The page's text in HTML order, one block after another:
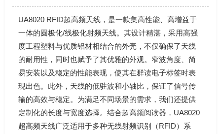
UA8020 RFID超高频天线，是一款集高性能、高增益于
一体的圆极化/线极化射频天线。其设计精湛，采用高强
度工程塑料与优质铝材相结合的外壳，不仅确保了天线
的耐用性，同时也赋予了其优雅的外观。窄波角度、简
易安装以及稳定的性能表现，使其在群读电子标签时表
现出色。此外，天线的低驻波和小轴比，保证了信号传
输的高效与稳定。为满足不同场景的需求，我们还提供
定制化的长度与宽度选择。结合超高频阅读器，UA8020
超高频天线广泛适用于多种无线射频识别（RFID）系